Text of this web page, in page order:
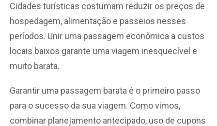
Cidades turísticas costumam reduzir os preços de
hospedagem, alimentação e passeios nesses
períodos. Unir uma passagem econômica a custos
locais baixos garante uma viagem inesquecível e
muito barata.
Garantir uma passagem barata é o primeiro passo
para o sucesso da sua viagem. Como vimos,
combinar planejamento antecipado, uso de cupons